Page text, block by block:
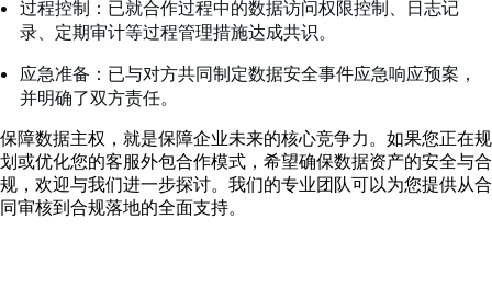
过程控制：已就合作过程中的数据访问权限控制、日志记
录、定期审计等过程管理措施达成共识。
应急准备：已与对方共同制定数据安全事件应急响应预案，
并明确了双方责任。
保障数据主权，就是保障企业未来的核心竞争力。如果您正在规
划或优化您的客服外包合作模式，希望确保数据资产的安全与合
规，欢迎与我们进一步探讨。我们的专业团队可以为您提供从合
同审核到合规落地的全面支持。